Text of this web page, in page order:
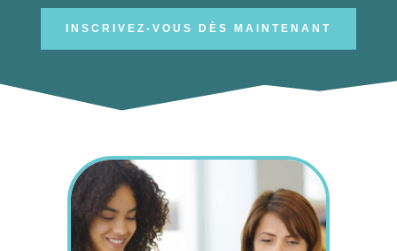
débutant au professionnel souhaitant se perfectionner.
INSCRIVEZ-VOUS DÈS MAINTENANT